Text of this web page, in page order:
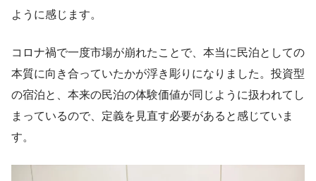
ように感じます。
コロナ禍で一度市場が崩れたことで、本当に民泊としての
本質に向き合っていたかが浮き彫りになりました。投資型
の宿泊と、本来の民泊の体験価値が同じように扱われてし
まっているので、定義を見直す必要があると感じていま
す。